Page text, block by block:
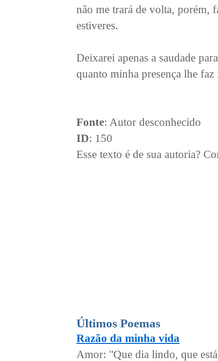
não me trará de volta, porém,
estiveres.
Deixarei apenas a saudade
quanto minha presença lhe faz
Fonte: Autor desconhecido
ID: 150
Esse texto é de sua autoria?
Últimos Poemas
Razão da minha vida
Amor: "Que dia lindo, que